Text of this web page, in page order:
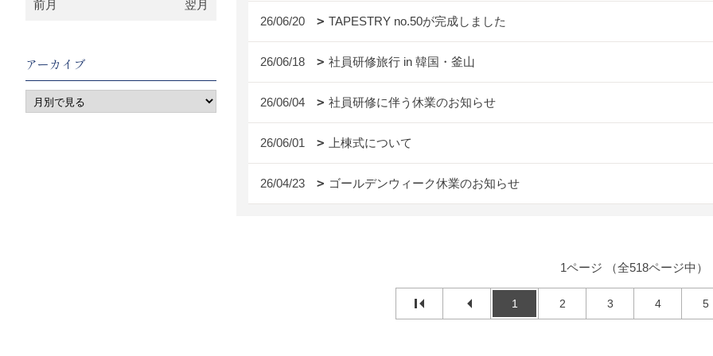
26/06/20 TAPESTRY no.50が完成しました
26/06/18 社員研修旅行 in 韓国・釜山
26/06/04 社員研修に伴う休業のお知らせ
26/06/01 上棟式について
26/04/23 ゴールデンウィーク休業のお知らせ
1ページ （全518ページ中）
1 2 3 4 5
前月 翌月
アーカイブ